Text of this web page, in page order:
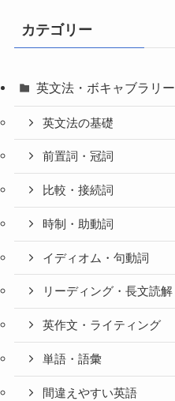
カテゴリー
英文法・ボキャブラリー
英文法の基礎
前置詞・冠詞
比較・接続詞
時制・助動詞
イディオム・句動詞
リーディング・長文読解
英作文・ライティング
単語・語彙
間違えやすい英語